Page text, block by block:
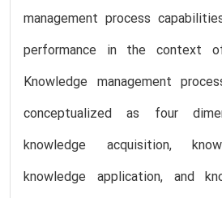
management process
performance in the context
Knowledge management
conceptualized as four
knowledge acquisition,
knowledge application, and